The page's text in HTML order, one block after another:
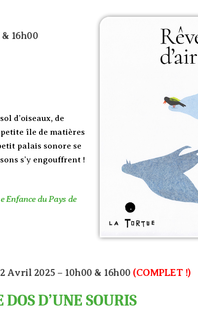
16h00
d’oiseaux, de
île de matières
palais sonore se
s’y engouffrent !
Enfance du Pays de
Avril 2025 – 10h00 & 16h00 (COMPLET !)
DOS D’UNE SOURIS